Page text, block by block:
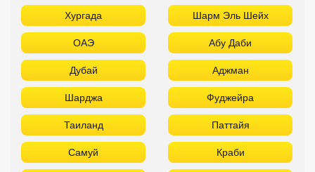
Хургада Шарм Эль Шейх
ОАЭ Абу Даби
Дубай Аджман
Шарджа Фуджейра
Таиланд Паттайя
Самуй Краби